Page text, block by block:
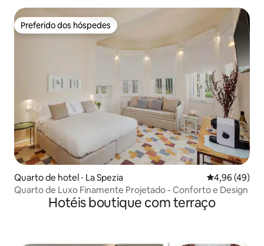
Preferido dos hóspedes
Preferido dos hóspedes
Quarto de hotel ⋅ La Spezia 4,96 de uma
4,96 (49)
Quarto de Luxo Finamente Projetado - Conforto e Design
Hotéis boutique com terraço